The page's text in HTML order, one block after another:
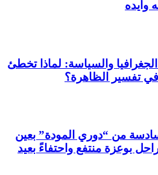
وأيده
والسياسة: لماذا تخطئ
تفسير الظاهرة؟
من “دوري المودة” بعين
بوعزة منتفع واحتفاءً بعيد